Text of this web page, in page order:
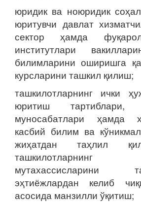
юридик ва ноюридик
юритувчи давлат
сектор ҳамда
институтлари
билимларини оширишга
курсларини ташкил қилиш;
ташкилотларнинг ички
юритиш тартиблари,
муносабатлари ҳамда
касбий билим ва
жиҳатдан таҳлил
эҳтиёжлардан келиб
асосида манзилли ўқитиш;